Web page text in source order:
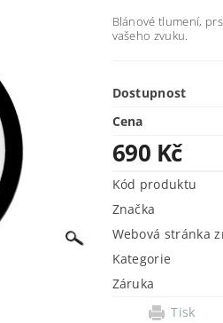
Blánové tlumení,
vašeho zvuku.
Dostupnost
Cena
690 Kč
Kód produktu
Značka
Webová stránka
Kategorie
Záruka
Tisk